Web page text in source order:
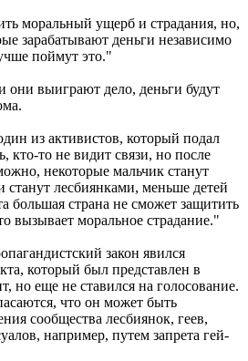
моральный ущерб и страдания, но,
зарабатывают деньги независимо
поймут это."
они выиграют дело, деньги будут
из активистов, который подал
кто-то не видит связи, но после
некоторые мальчик станут
станут лесбиянками, меньше детей
большая страна не сможет защитить
вызывает моральное страдание."
закон явился
который был представлен в
но еще не ставился на голосование.
что он может быть
сообщества лесбиянок, геев,
например, путем запрета гей-